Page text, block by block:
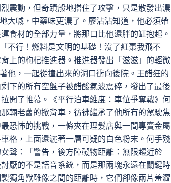
震動，但奇蹟般地擋住了攻擊，只是散發出濃
大喊，中藥味更濃了。廖沾沾知道，他必須帶
食材的全部力量，將那口比他還胖的缸抱起。
不行！燃料是文明的基礎！沒了紅棗我飛不
上的枸杞推進器。推進器發出「滋滋」的輕微
他，一起從撞出來的洞口衝向後院。王醋狂的
下的所有空盤子被醋酸氣波震碎，發出了最後
開了帷幕。《平行泊車維度：車位爭奪戰》何
輛老舊的掀背車，彷彿繼承了他所有的駕駛焦
恐怖的挑戰，一條夾在理髮店與一間專賣金屬
格，上面還灑著一層可疑的白色粉末。何手殘
聲：「警告，後方障礙物距離：無限趨近於
厭的不是語音系統，而是那兩塊永遠在關鍵時
獨角獸雕像之間的距離時，它們卻像兩片羞澀